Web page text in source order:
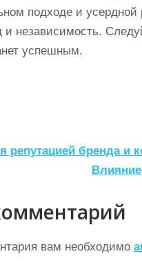
подходе и
и независимость.
успешным.
репутацией бренда и
Влияние
вам необходимо